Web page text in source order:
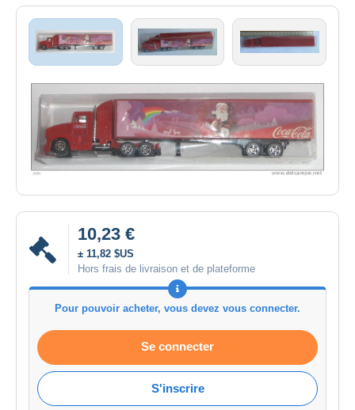
10,23 €
± 11,82 $US
Hors frais de livraison et de plateforme
Pour pouvoir acheter, vous devez vous connecter.
Se connecter
S'inscrire